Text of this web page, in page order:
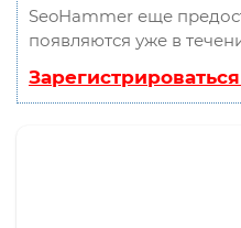
SeoHammer еще
появляются уже в